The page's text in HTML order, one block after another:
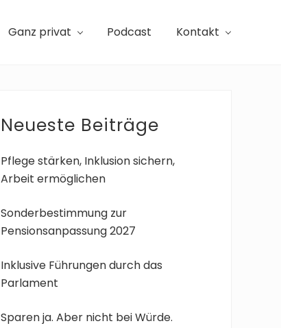
Ganz privat Podcast Kontakt
Seitenspalte
Neueste Beiträge
Pflege stärken, Inklusion sichern,
Arbeit ermöglichen
Sonderbestimmung zur
Pensionsanpassung 2027
Inklusive Führungen durch das
Parlament
Sparen ja. Aber nicht bei Würde.